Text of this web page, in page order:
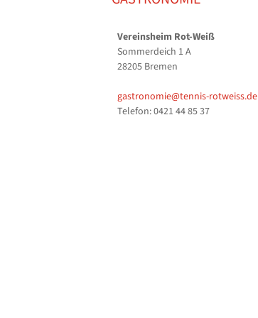
Vereinsheim Rot-Weiß
Sommerdeich 1 A
28205 Bremen
gastronomie@tennis-rotweiss.de
Telefon: 0421 44 85 37